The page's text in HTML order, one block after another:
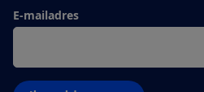
E-mailadres